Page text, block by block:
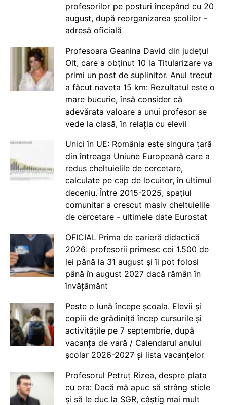
profesorilor pe posturi începând cu 20
august, după reorganizarea școlilor -
adresă oficială
Profesoara Geanina David din județul
Olt, care a obținut 10 la Titularizare va
primi un post de suplinitor. Anul trecut
a făcut naveta 15 km: Rezultatul este o
mare bucurie, însă consider că
adevărata valoare a unui profesor se
vede la clasă, în relația cu elevii
Unici în UE: România este singura țară
din întreaga Uniune Europeană care a
redus cheltuielile de cercetare,
calculate pe cap de locuitor, în ultimul
deceniu. Între 2015-2025, spațiul
comunitar a crescut masiv cheltuielile
de cercetare - ultimele date Eurostat
OFICIAL Prima de carieră didactică
2026: profesorii primesc cei 1.500 de
lei până la 31 august și îi pot folosi
până în august 2027 dacă rămân în
învățământ
Peste o lună începe școala. Elevii și
copiii de grădiniță încep cursurile și
activitățile pe 7 septembrie, după
vacanța de vară / Calendarul anului
școlar 2026-2027 și lista vacanțelor
Profesorul Petruț Rizea, despre plata
cu ora: Dacă mă apuc să strâng sticle
și să le duc la SGR, câștig mai mult